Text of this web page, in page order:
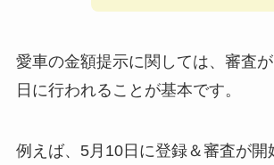
愛車の金額提示に関しては、審査
日に行われることが基本です。
例えば、5月10日に登録＆審査が開